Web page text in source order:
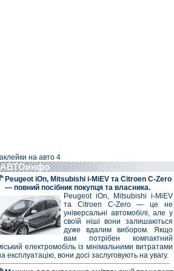
на авто 4
АВТОинфо
Peugeot iOn, Mitsubishi i-MiEV та Citroen C-Zero
— повний посібник покупця та власника.
Peugeot iOn, Mitsubishi i-MiEV
та Citroen C-Zero — це не
універсальні автомобілі, але у
своїй ніші вони залишаються
дуже вдалим вибором. Якщо
вам потрібен компактний
електромобіль із мінімальними витратами
експлуатацію, вони досі заслуговують на увагу.